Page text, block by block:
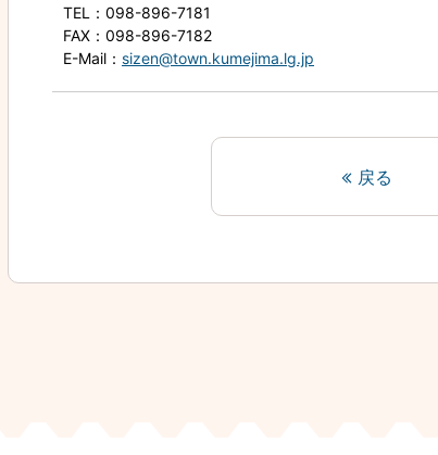
TEL
：098-896-7181
FAX ：098-896-7182
E-Mail ： sizen@town.kumejima.lg.jp
戻る